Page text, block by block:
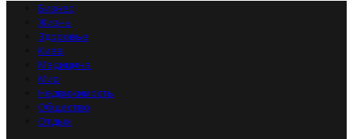
Бизнес
Жизнь
Здоровье
Киев
Медицина
Мир
Недвижимость
Общество
Отдых